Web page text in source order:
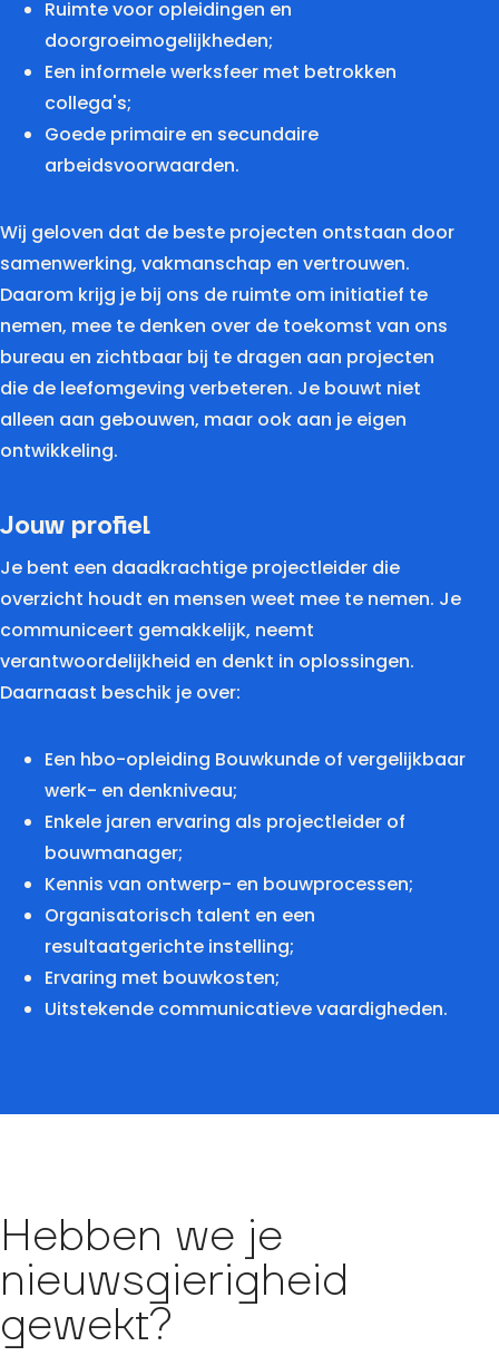
Ruimte voor opleidingen en
doorgroeimogelijkheden;
Een informele werksfeer met betrokken
collega's;
Goede primaire en secundaire
arbeidsvoorwaarden.
Wij geloven dat de beste projecten ontstaan door
samenwerking, vakmanschap en vertrouwen.
Daarom krijg je bij ons de ruimte om initiatief te
nemen, mee te denken over de toekomst van ons
bureau en zichtbaar bij te dragen aan projecten
die de leefomgeving verbeteren. Je bouwt niet
alleen aan gebouwen, maar ook aan je eigen
ontwikkeling.
Jouw profiel
Je bent een daadkrachtige projectleider die
overzicht houdt en mensen weet mee te nemen. Je
communiceert gemakkelijk, neemt
verantwoordelijkheid en denkt in oplossingen.
Daarnaast beschik je over:
Een hbo-opleiding Bouwkunde of vergelijkbaar
werk- en denkniveau;
Enkele jaren ervaring als projectleider of
bouwmanager;
Kennis van ontwerp- en bouwprocessen;
Organisatorisch talent en een
resultaatgerichte instelling;
Ervaring met bouwkosten;
Uitstekende communicatieve vaardigheden.
Hebben we je
nieuwsgierigheid
gewekt?